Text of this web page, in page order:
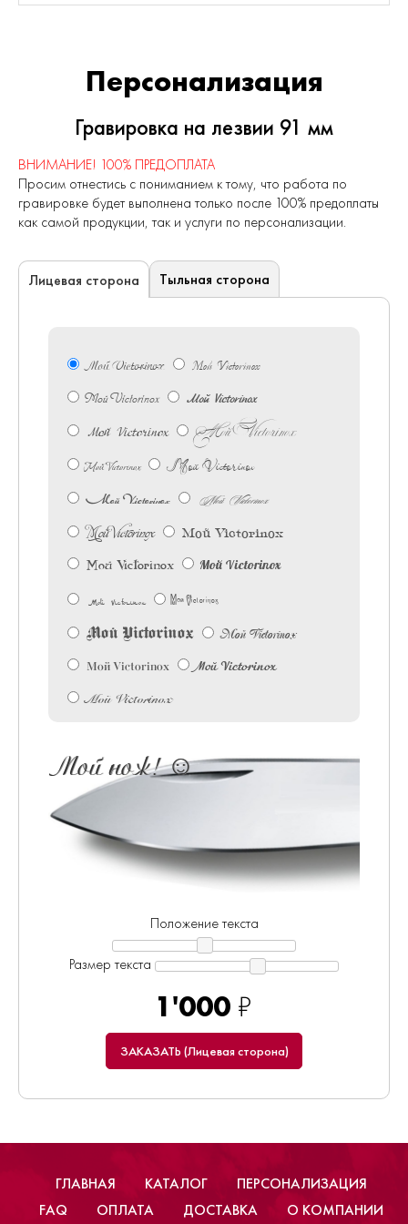
Персонализация
Гравировка на лезвии 91 мм
ВНИМАНИЕ! 100% ПРЕДОПЛАТА
Просим отнестись с пониманием к тому, что работа по
гравировке будет выполнена только после 100% предоплаты
как самой продукции, так и услуги по персонализации.
Лицевая сторона Тыльная сторона
Мой Victorinox Мой Victorinox
Мой Victorinox Мой Victorinox
Мой Victorinox Мой Victorinox
Мой Victorinox Мой Victorinox
Мой Victorinox Мой Victorinox
Мой Victorinox Мой Victorinox
Мой Victorinox Мой Victorinox
Мой Victorinox Мой Victorinox
Мой Victorinox Мой Victorinox
Мой Victorinox Мой Victorinox
Мой Victorinox
Мой нож! ☺︎
Положение текста
Размер текста
1'000 ₽
ЗАКАЗАТЬ (Лицевая сторона)
ГЛАВНАЯ КАТАЛОГ
ПЕРСОНАЛИЗАЦИЯ
FAQ
ОПЛАТА ДОСТАВКА О КОМПАНИИ